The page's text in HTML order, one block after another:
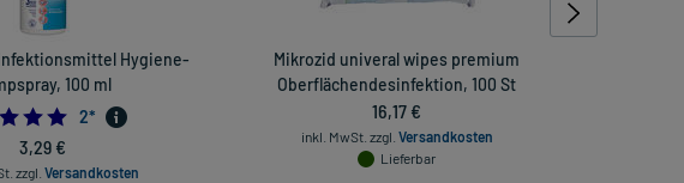
Hygiene-
100 ml
5.0
2*
3,29 €
zzgl. Versandkosten
Mikrozid univeral wipes premium
Oberflächendesinfektion, 100 St
16,17 €
inkl. MwSt. zzgl. Versandkosten
Lieferbar